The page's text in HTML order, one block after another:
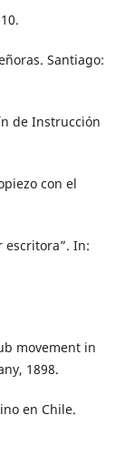
Santiago:
de Instrucción
con el
escritora”. In:
movement in
1898.
en Chile.